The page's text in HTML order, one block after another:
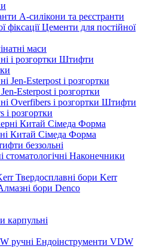
А-силікони та реєстранти
Цементи для постійної
маси
Штифти
Esterpost і розгортки
Штифти
і розгортки
Китай Сімеда Форма
беззольні
Наконечники
Твердосплавні бори Kerr
бори Denco
карпульні
Ендоінструменти VDW